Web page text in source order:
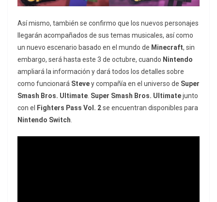
Así mismo, también se confirmo que los nuevos personajes
llegarán acompañados de sus temas musicales, así como
un nuevo escenario basado en el mundo de Minecraft, sin
embargo, será hasta este 3 de octubre, cuando Nintendo
ampliará la información y dará todos los detalles sobre
como funcionará Stevey compañía en el universo de Super
Smash Bros. Ultimate Super Smash Bros. Ultimatejunto
con el
Fighters Pass Vol. 2se encuentran disponibles para
Nintendo Switch